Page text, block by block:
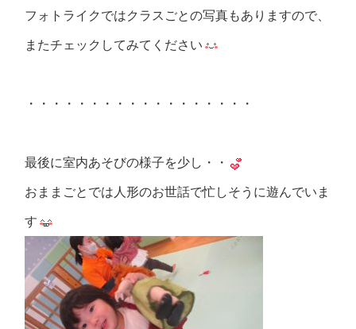
フォトライクではクラスごとの写真もありますので、
またチェックしてみてください
・・・・・・・・・・・・・・・・・・
最後に室内あそびの様子を少し・・
おままごとでは人形のお世話で忙しそうに遊んでいま
す